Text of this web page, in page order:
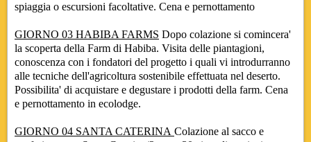
spiaggia o escursioni facoltative. Cena e pernottamento
GIORNO 03 HABIBA FARMS Dopo colazione si comincera'
la scoperta della Farm di Habiba. Visita delle piantagioni,
conoscenza con i fondatori del progetto i quali vi introdurranno
alle tecniche dell'agricoltura sostenibile effettuata nel deserto.
Possibilita' di acquistare e degustare i prodotti della farm. Cena
e pernottamento in ecolodge.
GIORNO 04 SANTA CATERINA Colazione al sacco e